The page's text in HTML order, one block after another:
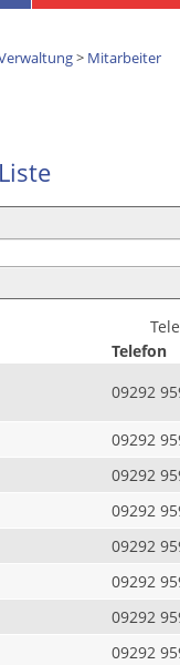
> Mitarbeiter
Telefon
09292
09292
09292
09292
09292
09292
09292
09292